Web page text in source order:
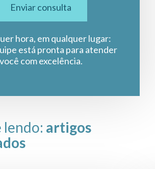
Enviar consulta
hora, em qualquer lugar:
está pronta para atender
você com excelência.
artigos